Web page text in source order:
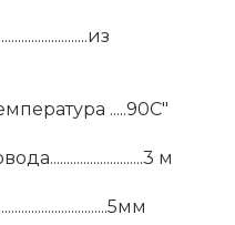
.....90С"
м